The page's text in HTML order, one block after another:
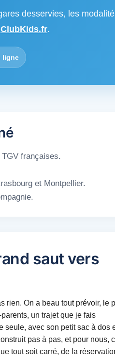
desservies, les
ClubKids.fr.
ligne
françaises.
et Montpellier.
saut vers
rien. On a beau tout prévoir, le
un trajet que je fais
seule, avec son petit sac à dos
pas à pas, et pour nous,
tout soit carré, de la